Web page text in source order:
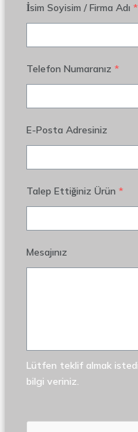
İsim Soyisim / Firma Adı *
Telefon Numaranız *
E-Posta Adresiniz
Talep Ettiğiniz Ürün *
Mesajınız
Lütfen teklif almak
bilgi veriniz.